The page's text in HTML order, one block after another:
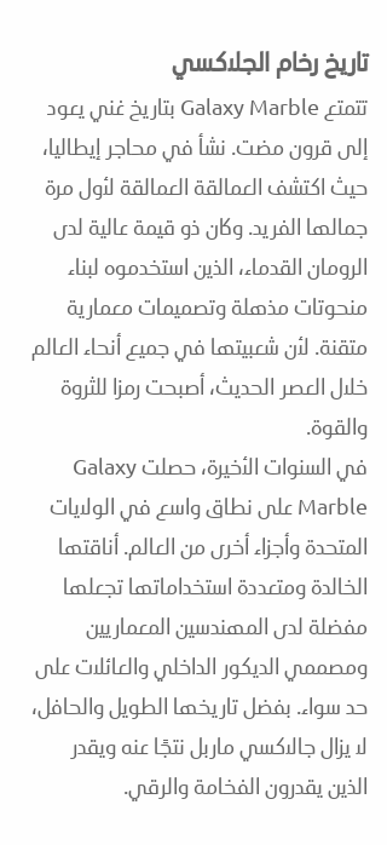
تاريخرخام الجلاكسي
تتمتع Galaxy Marble بتاريخ غني يعود
إلى قرون مضت. نشأ في محاجر إيطاليا،
حيث اكتشف العمالقة العمالقة لأول مرة
جمالها الفريد. وكان ذو قيمة عالية لدى
الرومان القدماء، الذين استخدموه لبناء
منحوتات مذهلة وتصميمات معمارية
متقنة. لأن شعبيتها في جميع أنحاء العالم
خلال العصر الحديث، أصبحت رمزا للثروة
والقوة.
في السنوات الأخيرة، حصلت Galaxy
Marble على نطاق واسع في الولايات
المتحدة وأجزاء أخرى من العالم. أناقتها
الخالدة ومتعددة استخداماتها تجعلها
مفضلة لدى المهندسين المعماريين
ومصممي الديكور الداخلي والعائلات على
حد سواء. بفضل تاريخها الطويل والحافل،
لا يزال جالاكسي ماربل نتجًا عنه ويقدر
الذين يقدرون الفخامة والرقي.